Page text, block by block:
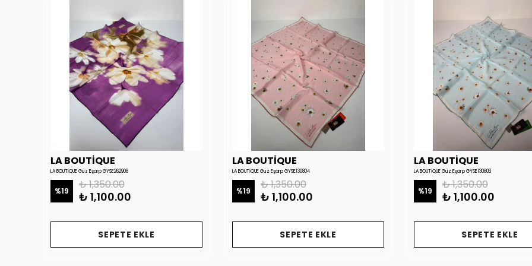
LA BOUTİQUE
LA BOUTİQUE Güz Eşarp GYSE262908
%19 ₺ 1,350.00
₺ 1,100.00
SEPETE EKLE
LA BOUTİQUE
LA BOUTİQUE Güz Eşarp GYSE130804
%19 ₺ 1,350.00
₺ 1,100.00
SEPETE EKLE
LA BOUTİQUE
LA BOUTİQUE Güz Eşarp GYSE130803
%19 ₺ 1,350.00
₺ 1,100.00
SEPETE EKLE